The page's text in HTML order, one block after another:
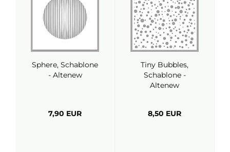
Sphere, Schablone
- Altenew
7,90 EUR
Tiny Bubbles,
Schablone -
Altenew
8,50 EUR